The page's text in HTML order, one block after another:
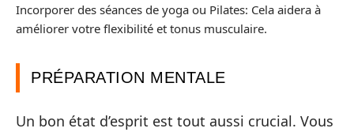
Incorporer des séances de yoga ou Pilates: Cela aidera à
améliorer votre flexibilité et tonus musculaire.
PRÉPARATION MENTALE
Un bon état d’esprit est tout aussi crucial. Vous